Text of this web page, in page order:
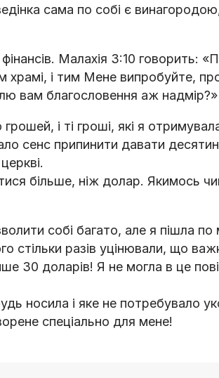
сама по собі є
Малахія 3:10 говорить:
і тим Мене випробуйте,
вам благословення аж надмір?»
і ті гроші, які я
сенс припинити давати
більше, ніж долар. Якимось
собі багато, але я пішла по
стільки разів уцінювали, що
30 доларів! Я не могла в це
носила і яке не потребувало
спеціально для мене!